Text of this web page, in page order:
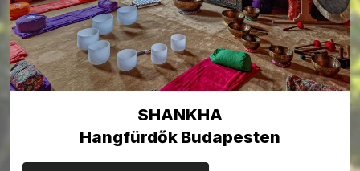
SHANKHA
Hangfürdők Budapesten